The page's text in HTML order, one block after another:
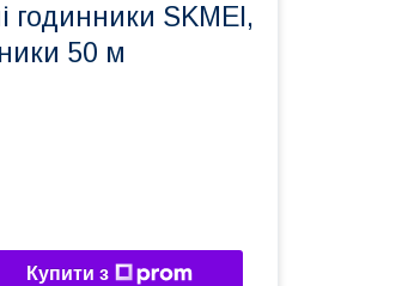
годинники SKMEI,
50 м
Купити з